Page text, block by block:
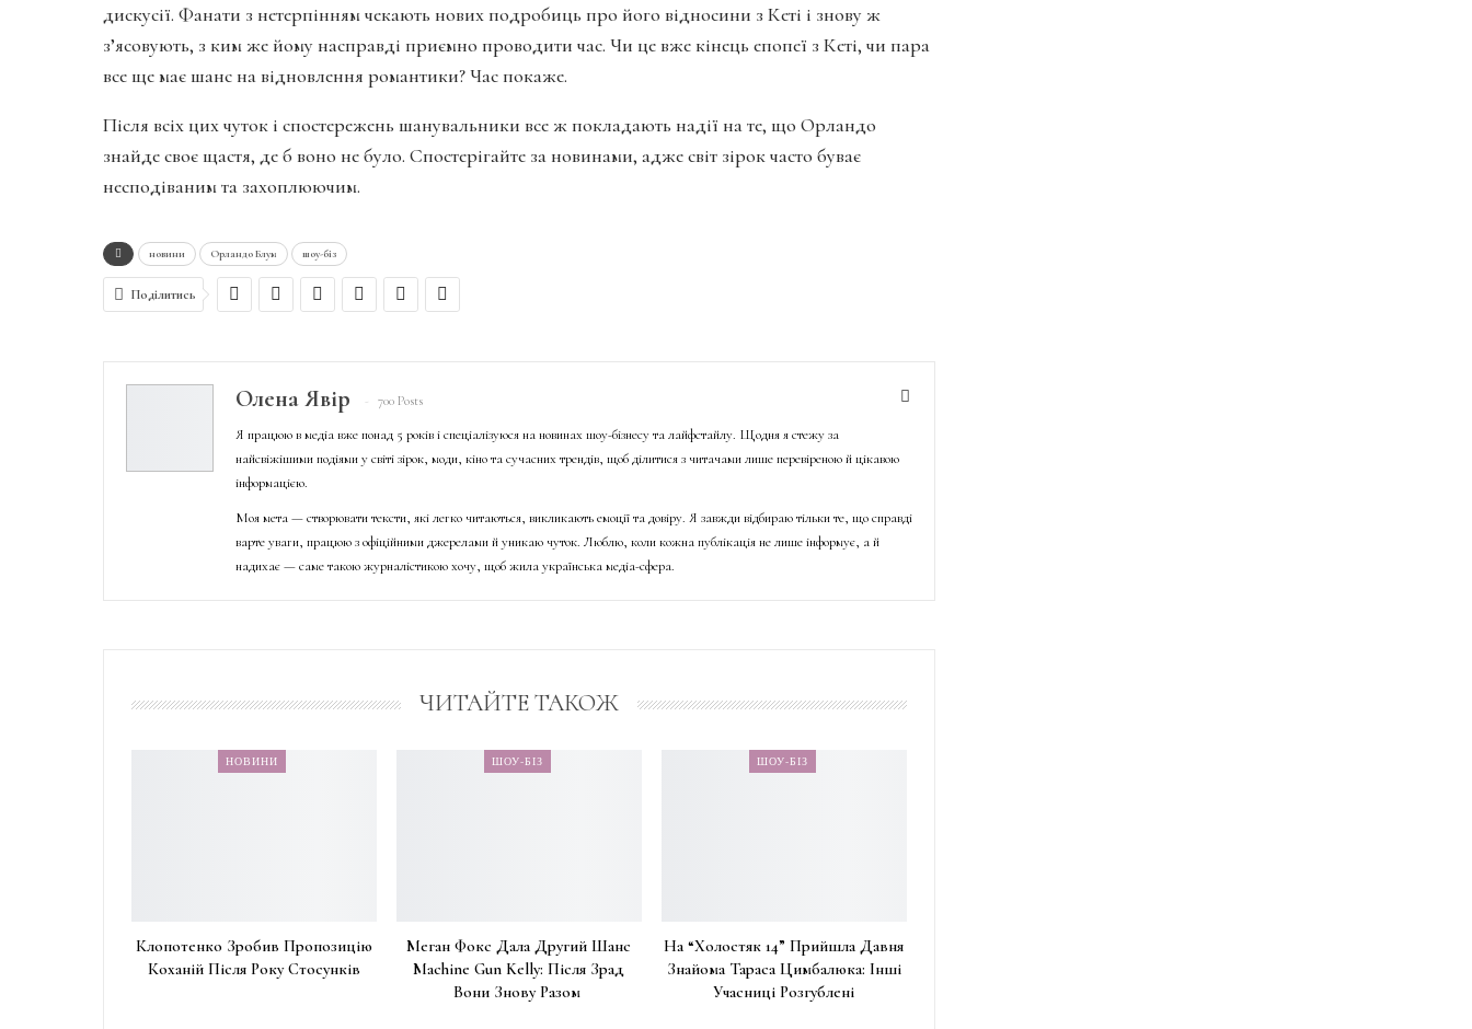
дискусії. Фанати з нетерпінням чекають нових подробиць про його відносини з Кеті і знову ж
з’ясовують, з ким же йому насправді приємно проводити час. Чи це вже кінець епопеї з Кеті, чи пара
все ще має шанс на відновлення романтики? Час покаже.
Після всіх цих чуток і спостережень шанувальники все ж покладають надії на те, що Орландо
знайде своє щастя, де б воно не було. Спостерігайте за новинами, адже світ зірок часто буває
несподіваним та захоплюючим.
новини Орландо Блум шоу-біз
Поділитись
Олена Явір 700 Posts
Я працюю в медіа вже понад 5 років і спеціалізуюся на новинах шоу-бізнесу та лайфстайлу. Щодня я стежу за
найсвіжішими подіями у світі зірок, моди, кіно та сучасних трендів, щоб ділитися з читачами лише перевіреною й цікавою
інформацією.
Моя мета — створювати тексти, які легко читаються, викликають емоції та довіру. Я завжди відбираю тільки те, що справді
варте уваги, працюю з офіційними джерелами й уникаю чуток. Люблю, коли кожна публікація не лише інформує, а й
надихає — саме такою журналістикою хочу, щоб жила українська медіа-сфера.
ЧИТАЙТЕ ТАКОЖ
НОВИНИ
Клопотенко Зробив Пропозицію
Коханій Після Року Стосунків
ШОУ-БІЗ
Меган Фокс Дала Другий Шанс
Machine Gun Kelly: Після Зрад
Вони Знову Разом
ШОУ-БІЗ
На “Холостяк 14” Прийшла Давня
Знайома Тараса Цимбалюка: Інші
Учасниці Розгублені